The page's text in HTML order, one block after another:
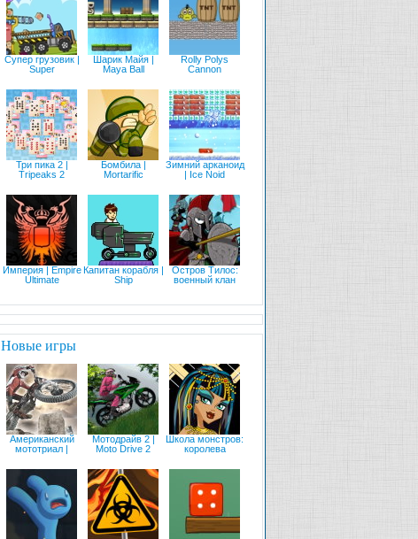
Супер грузовик |
Super
Шарик Майя |
Maya Ball
Rolly Polys
Cannon
Три пика 2 |
Tripeaks 2
Бомбила |
Mortarific
Зимний арканоид
| Ice Noid
Империя | Empire
Ultimate
Капитан корабля |
Ship
Остров Тилос:
военный клан
Новые игры
Американский
мототриал |
Мотодрайв 2 |
Moto Drive 2
Школа монстров:
королева